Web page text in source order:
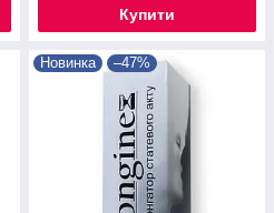
Купити
Новинка –47%